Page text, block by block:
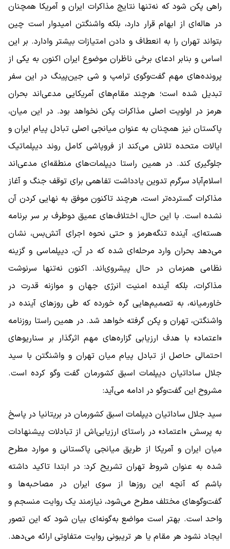
راهی پکن شود که نه‌تنها نتایج مذاکرات ایران و آمریکا همچنان
در هاله‌ای از ابهام قرار دارد، بلکه واشنگتن امیدوار است چین
بتواند تهران را به انعطاف و دادن امتیازات بیشتر وادارد. بر این
اساس و بنابر ادعای برخی ناظران موضوع ایران اکنون به یکی از
پرونده‌های مهم گفت‌وگوی ترامپ و شی جین‌پینگ در این سفر
تبدیل شده است؛ هرچند مقام‌های آمریکایی مدعی‌اند بحران
هرمز در اولویت اصلی مذاکرات پکن نخواهد بود. در این میان،
پاکستان نیز همچنان به عنوان میانجی اصلی تبادل پیام ایران و
ایالات متحده تلاش می‌کند از فروپاشی کامل روند دیپلماتیک
جلوگیری کند. در همین راستا دیپلمات‌های منطقه‌ای مدعی‌اند
اسلام‌آباد سرگرم تدوین یادداشت تفاهمی برای توقف جنگ و آغاز
مذاکرات گسترده‌تر است، هرچند تاکنون موفق به نهایی کردن آن
نشده است. با این حال، اختلاف‌های عمیق دو‌طرف بر سر برنامه
هسته‌ای، آینده تنگه‌هرمز و حتی نحوه اجرای آتش‌بس، نشان
می‌دهد بحران وارد مرحله‌ای شده که در آن، دیپلماسی و گزینه
نظامی همزمان در حال پیشروی‌اند. اکنون نه‌تنها سرنوشت
مذاکرات، بلکه آینده امنیت انرژی جهان و موازنه قدرت در
خاورمیانه، به تصمیم‌هایی گره خورده که طی روزهای آینده در
واشنگتن، تهران و پکن گرفته خواهد شد. در همین راستا روزنامه
«اعتماد» با هدف ارزیابی گزاره‌های مهم اثرگذار بر سناریوهای
احتمالی حاصل از تبادل پیام میان تهران و واشنگتن با سید
جلال ساداتیان دیپلمات اسبق کشورمان گفت وگو کرده است.
مشروح این گفت‌وگو در ادامه می‌آید:
سید جلال ساداتیان دیپلمات اسبق کشورمان در بریتانیا در پاسخ
به پرسش «اعتماد» در راستای ارزیابی‌اش از تبادلات پیشنهادات
میان ایران و آمریکا از طریق میانجی پاکستانی و موارد مطرح
شده به عنوان شروط تهران تشریح کرد: در ابتدا تاکید داشته
باشم که آنچه این روزها از سوی ایران در مصاحبه‌ها و
گفت‌وگوهای مختلف مطرح می‌شود، نیازمند یک روایت منسجم و
واحد است. بهتر است مواضع به‌گونه‌ای بیان شود که این تصور
ایجاد نشود هر مقام یا هر تریبونی روایت متفاوتی ارائه می‌دهد.